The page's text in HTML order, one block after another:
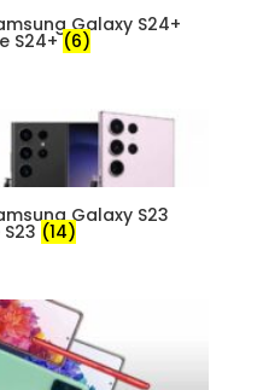
Galaxy S24+
S24+(6)
Galaxy S23
(14)